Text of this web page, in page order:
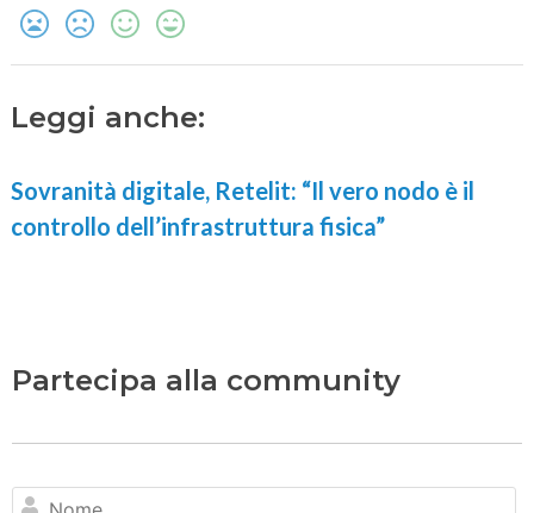
Leggi anche:
Sovranità digitale, Retelit: “Il vero nodo è il
controllo dell’infrastruttura fisica”
Partecipa alla community